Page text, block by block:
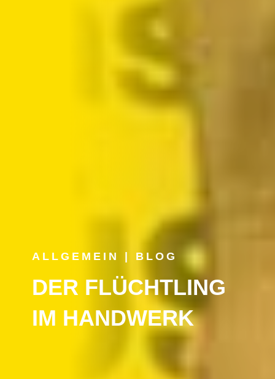
ALLGEMEIN | BLOG
DER FLÜCHTLING
IM HANDWERK